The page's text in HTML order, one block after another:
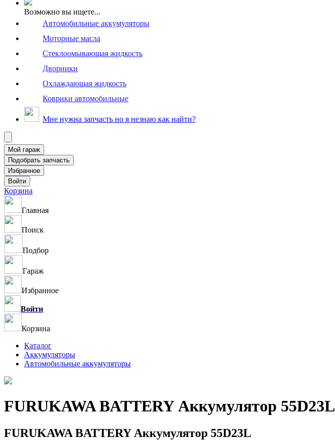
Возможно вы ищете...
Автомобильные аккумуляторы
Моторные масла
Стеклоомывающая жидкость
Дворники
Охлаждающая жидкость
Коврики автомобильные
Мне нужна запчасть но я незнаю как найти?
Корзина
Главная
Поиск
Подбор
Гараж
Избранное
Войти
Корзина
Каталог
Аккумуляторы
Автомобильные аккумуляторы
FURUKAWA BATTERY Аккумулятор 55D23L
FURUKAWA BATTERY Аккумулятор 55D23L